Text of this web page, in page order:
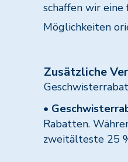
schaffen wir
Möglichkeiten
Zusätzliche
•
Rabatten.
zweitälteste 25